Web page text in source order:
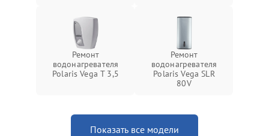
Ремонт
водонагревателя
Polaris Vega T 3,5
Ремонт
водонагревателя
Polaris Vega SLR
80V
Показать все модели